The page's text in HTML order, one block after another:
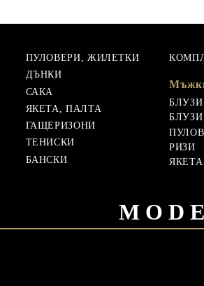
ПУЛОВЕРИ, ЖИЛЕТКИ
ДЪНКИ
САКА
ЯКЕТА, ПАЛТА
ГАЩЕРИЗОНИ
ТЕНИСКИ
БАНСКИ
РИЗИ
ЯКЕТА